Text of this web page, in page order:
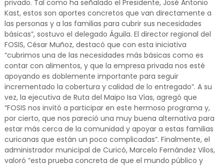
privado. Tal como ha señalado el Presidente, José Antonio
Kast, estos son aportes concretos que van directamente a
las personas y a las familias para cubrir sus necesidades
básicas”, sostuvo el delegado Águila. El director regional del
FOSIS, César Muñoz, destacó que con esta iniciativa
“cubrimos una de las necesidades más básicas como es
contar con alimentos, y que la empresa privada nos esté
apoyando es doblemente importante para seguir
incrementado la cobertura y calidad de lo entregado”. A su
vez, la ejecutiva de Ruta del Maipo Isa Vías, agregó que
“FOSIS nos invitó a participar en este hermoso programa y,
por cierto, que nos pareció una muy buena alternativa para
estar más cerca de la comunidad y apoyar a estas familias
curicanas que están un poco complicadas”. Finalmente, el
administrador municipal de Curicó, Marcelo Fernández Vilos,
valoró “esta prueba concreta de que el mundo público y